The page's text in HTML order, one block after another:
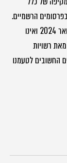
הרשמיים.
המידעון מתייחס להחלטות שנקבעו עד ליום 30 בינואר 2024 ואינו
רשויות
החשובים לטעמנו